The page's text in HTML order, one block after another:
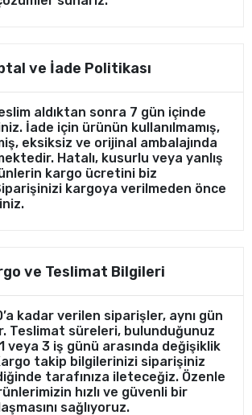
ve İade Politikası
aldıktan sonra 7 gün içinde
İade için ürünün kullanılmamış,
eksiksiz ve orijinal ambalajında
Hatalı, kusurlu veya yanlış
kargo ücretini biz
kargoya verilmeden önce
ve Teslimat Bilgileri
kadar verilen siparişler, aynı gün
Teslimat süreleri, bulunduğunuz
veya 3 iş günü arasında değişiklik
takip bilgilerinizi siparişiniz
tarafınıza ileteceğiz. Özenle
hızlı ve güvenli bir
sağlıyoruz.